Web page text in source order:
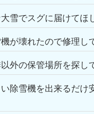
雪でスグに届けてほ
が壊れたので修理し
外の保管場所を探し
除雪機を出来るだけ